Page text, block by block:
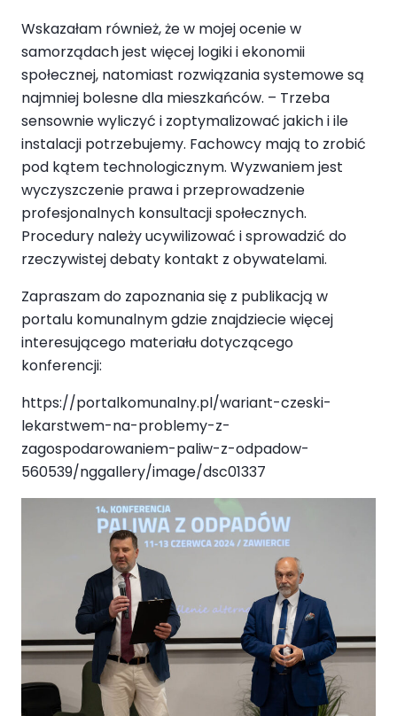
Wskazałam również, że w mojej ocenie w
samorządach jest więcej logiki i ekonomii
społecznej, natomiast rozwiązania systemowe są
najmniej bolesne dla mieszkańców. – Trzeba
sensownie wyliczyć i zoptymalizować jakich i ile
instalacji potrzebujemy. Fachowcy mają to zrobić
pod kątem technologicznym. Wyzwaniem jest
wyczyszczenie prawa i przeprowadzenie
profesjonalnych konsultacji społecznych.
Procedury należy ucywilizować i sprowadzić do
rzeczywistej debaty kontakt z obywatelami.
Zapraszam do zapoznania się z publikacją w
portalu komunalnym gdzie znajdziecie więcej
interesującego materiału dotyczącego
konferencji:
https://portalkomunalny.pl/wariant-czeski-
lekarstwem-na-problemy-z-
zagospodarowaniem-paliw-z-odpadow-
560539/nggallery/image/dsc01337